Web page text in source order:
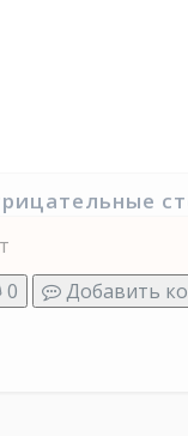
0 Добавить